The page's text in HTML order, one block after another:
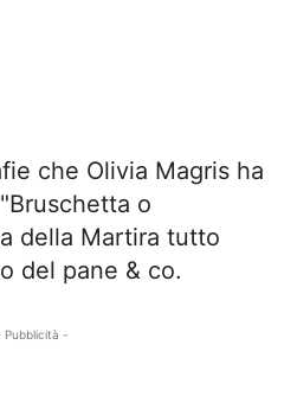
che Olivia Magris ha
o
della Martira tutto
del pane & co.
Pubblicità -